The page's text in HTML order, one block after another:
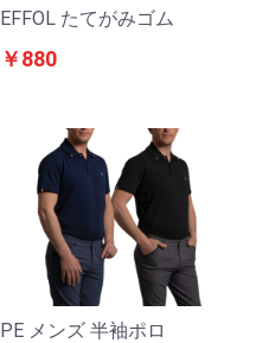
EFFOL たてがみゴム
￥880
PE メンズ 半袖ポロ